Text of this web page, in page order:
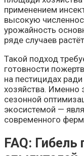
применением
высокую
урожайность
ряде случаев
Такой подход
готовности
на пестицидах
хозяйства. Именно
сезонной
экосистемой —
современного
FAQ: